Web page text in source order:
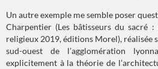
Un autre exemple me semble poser
Charpentier (Les bâtisseurs du sacré :
religieux 2019, éditions Morel), réalisée
sud-ouest de l’agglomération
explicitement à la théorie de